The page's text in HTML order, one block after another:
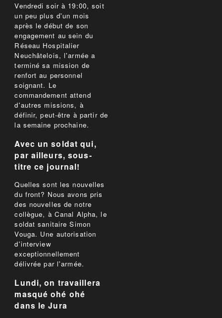
Vendredi soir à 19:00, soit
un peu plus d'un mois
après le début de son
engagement au sein du
Réseau Hospitalier
Neuchâtelois, l'armée a
terminé sa mission de
renfort au personnel
soignant. Le
commandement attend
d'autres missions, à
définir, peut-être à partir de
la semaine prochaine.
Avec un soldat qui,
par ailleurs, sous-
titre ce journal!
Quelles sont les nouvelles
du front? Nous avons pris
des nouvelles de notre
collègue, à Canal Alpha, le
soldat sanitaire Simon
Vouga. Une autorisation
d'interview
exceptionnellement
délivrée par l'armée.
Lundi, on travaillera
masqué ohé ohé
dans le Jura